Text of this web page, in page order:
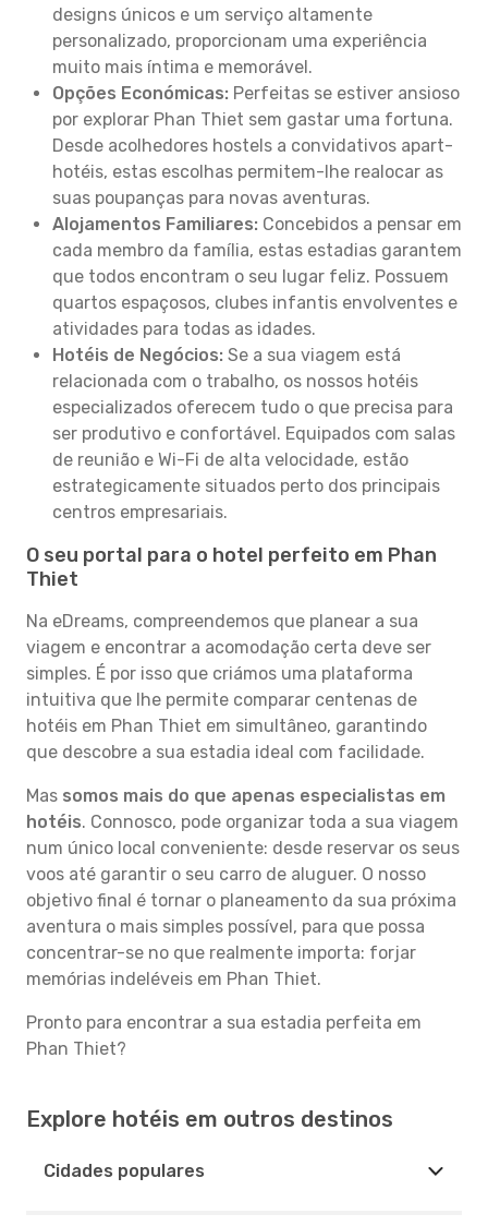
designs únicos e um serviço altamente
personalizado, proporcionam uma experiência
muito mais íntima e memorável.
Opções Económicas: Perfeitas se estiver ansioso
por explorar Phan Thiet sem gastar uma fortuna.
Desde acolhedores hostels a convidativos apart-
hotéis, estas escolhas permitem-lhe realocar as
suas poupanças para novas aventuras.
Alojamentos Familiares: Concebidos a pensar em
cada membro da família, estas estadias garantem
que todos encontram o seu lugar feliz. Possuem
quartos espaçosos, clubes infantis envolventes e
atividades para todas as idades.
Hotéis de Negócios: Se a sua viagem está
relacionada com o trabalho, os nossos hotéis
especializados oferecem tudo o que precisa para
ser produtivo e confortável. Equipados com salas
de reunião e Wi-Fi de alta velocidade, estão
estrategicamente situados perto dos principais
centros empresariais.
O seu portal para o hotel perfeito em Phan
Thiet
Na eDreams, compreendemos que planear a sua
viagem e encontrar a acomodação certa deve ser
simples. É por isso que criámos uma plataforma
intuitiva que lhe permite comparar centenas de
hotéis em Phan Thiet em simultâneo, garantindo
que descobre a sua estadia ideal com facilidade.
Mas somos mais do que apenas especialistas em
hotéis. Connosco, pode organizar toda a sua viagem
num único local conveniente: desde reservar os seus
voos até garantir o seu carro de aluguer. O nosso
objetivo final é tornar o planeamento da sua próxima
aventura o mais simples possível, para que possa
concentrar-se no que realmente importa: forjar
memórias indeléveis em Phan Thiet.
Pronto para encontrar a sua estadia perfeita em
Phan Thiet?
Explore hotéis em outros destinos
Cidades populares